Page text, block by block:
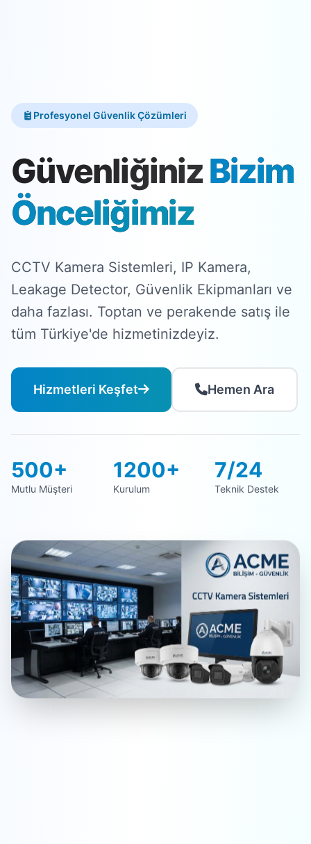
Profesyonel Güvenlik Çözümleri
GüvenliğinizBizim
Önceliğimiz
CCTV Kamera Sistemleri, IP Kamera,
Leakage Detector, Güvenlik Ekipmanları ve
daha fazlası. Toptan ve perakende satış ile
tüm Türkiye'de hizmetinizdeyiz.
Hizmetleri Keşfet Hemen Ara
500+
Mutlu Müşteri
1200+
Kurulum
7/24
Teknik Destek